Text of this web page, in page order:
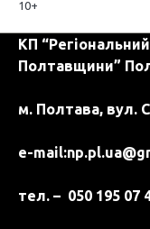
10+
КП
Полтавщини”
м. Полтава, вул.
e-mail:
тел. – 050 195 07